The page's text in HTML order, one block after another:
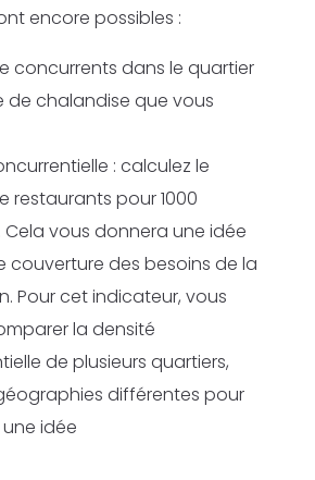
encore possibles :
concurrents dans le quartier
de chalandise que vous
: calculez le
restaurants pour 1000
vous donnera une idée
couverture des besoins de la
Pour cet indicateur, vous
la densité
de plusieurs quartiers,
différentes pour
idée